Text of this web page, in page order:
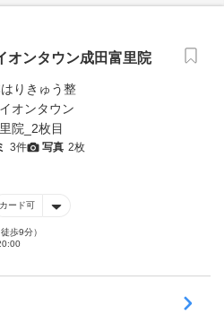
ンタウン成田富里院
3件 写真 2枚
カード可
歩9分）